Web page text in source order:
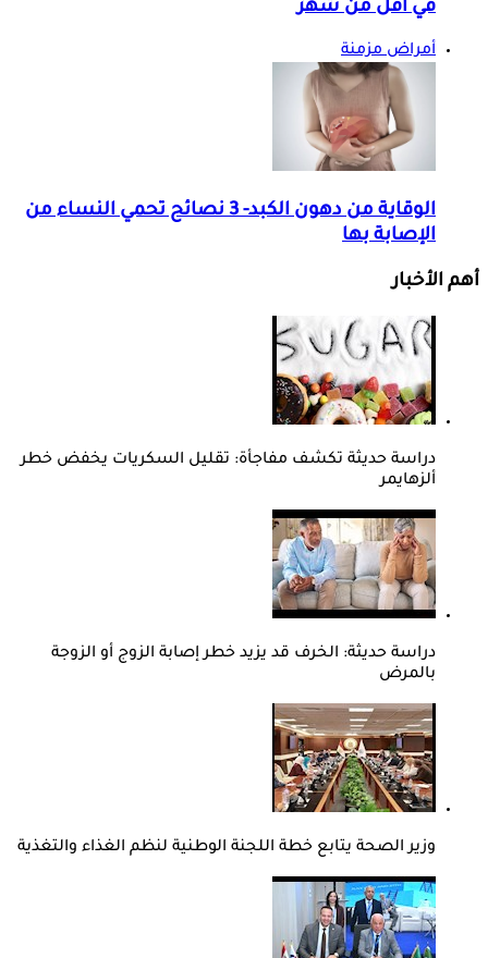
في أقل من شهر
أمراض مزمنة
الوقاية من دهون الكبد- 3 نصائح تحمي النساء من
الإصابة بها
أهم الأخبار
دراسة حديثة تكشف مفاجأة: تقليل السكريات يخفض خطر
ألزهايمر
دراسة حديثة: الخرف قد يزيد خطر إصابة الزوج أو الزوجة
بالمرض
وزير الصحة يتابع خطة اللجنة الوطنية لنظم الغذاء والتغذية